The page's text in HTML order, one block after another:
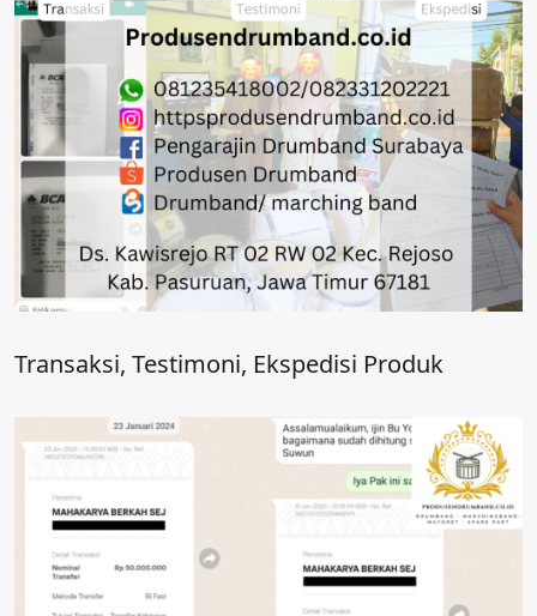
Transaksi, Testimoni, Ekspedisi Produk